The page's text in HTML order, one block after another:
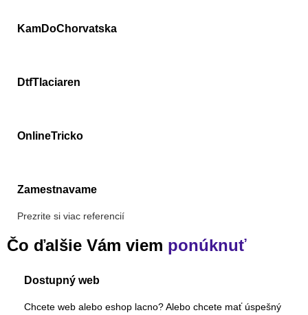
KamDoChorvatska
DtfTlaciaren
OnlineTricko
Zamestnavame
Prezrite si viac referencií
Čo ďalšie Vám viem ponúknuť
Dostupný web
Chcete web alebo eshop lacno? Alebo chcete mať úspešný